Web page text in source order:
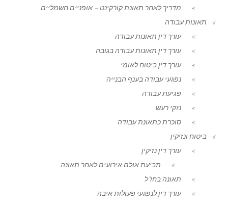
מדריך לאחר תאונת קורקינט – אופניים חשמליים
תאונות עבודה
עורך דין תאונות עבודה
עורך דין תאונות עבודה בגובה
עורך דין ביטוח לאומי
נפגעי עבודה בענף הבנייה
פגיעת עבודה
נזקי רעש
סוכרת כתאונת עבודה
ביטוח ונזיקין
עורך דין נזיקין
תביעת אולם אירועים לאחר תאונה
תאונה בחו"ל
עורך דין לנפגעי פעולות איבה